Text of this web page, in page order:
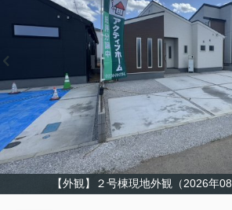
【外観】２号棟現地外観（2026年